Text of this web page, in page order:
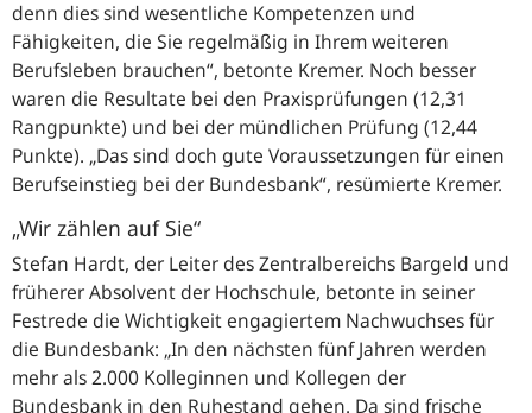
denn dies sind wesentliche Kompetenzen und
Fähigkeiten, die Sie regelmäßig in Ihrem weiteren
Berufsleben brauchen , betonte Kremer. Noch besser
waren die Resultate bei den Praxisprüfungen (12,31
Rangpunkte) und bei der mündlichen Prüfung (12,44
Punkte). Das sind doch gute Voraussetzungen für einen
Berufseinstieg bei der Bundesbank , resümierte Kremer.
„Wir zählen auf Sie“
Stefan Hardt, der Leiter des Zentralbereichs Bargeld und
früherer Absolvent der Hochschule, betonte in seiner
Festrede die Wichtigkeit engagiertem Nachwuchses für
die Bundesbank: In den nächsten fünf Jahren werden
mehr als 2.000 Kolleginnen und Kollegen der
Bundesbank in den Ruhestand gehen. Da sind frische